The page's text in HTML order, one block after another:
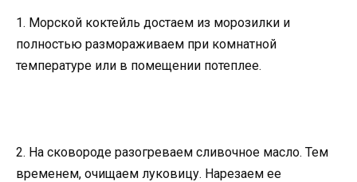
1. Морской коктейль достаем из морозилки и
полностью размораживаем при комнатной
температуре или в помещении потеплее.
2. На сковороде разогреваем сливочное масло. Тем
временем, очищаем луковицу. Нарезаем ее